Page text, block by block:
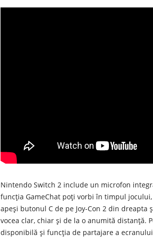
Nintendo Switch 2 include un microfon
funcțiaGameChat poți vorbi în timpul
apeși butonul C de pe Joy-Con 2 din dreapta
vocea clar, chiar și de la o anumită distanță.
disponibilă și funcția de partajare a